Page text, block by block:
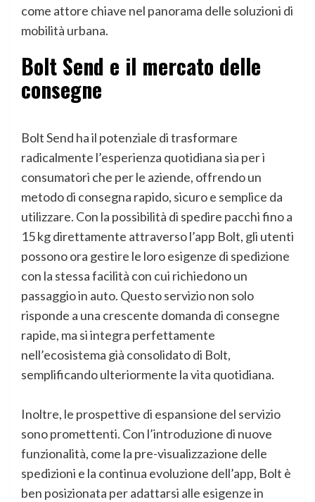
come attore chiave nel panorama delle soluzioni di
mobilità urbana.
Bolt Send e il mercato delle
consegne
Bolt Send ha il potenziale di trasformare
radicalmente l’esperienza quotidiana sia per i
consumatori che per le aziende, offrendo un
metodo di consegna rapido, sicuro e semplice da
utilizzare. Con la possibilità di spedire pacchi fino a
15 kg direttamente attraverso l’app Bolt, gli utenti
possono ora gestire le loro esigenze di spedizione
con la stessa facilità con cui richiedono un
passaggio in auto. Questo servizio non solo
risponde a una crescente domanda di consegne
rapide, ma si integra perfettamente
nell’ecosistema già consolidato di Bolt,
semplificando ulteriormente la vita quotidiana.
Inoltre, le prospettive di espansione del servizio
sono promettenti. Con l’introduzione di nuove
funzionalità, come la pre-visualizzazione delle
spedizioni e la continua evoluzione dell’app, Bolt è
ben posizionata per adattarsi alle esigenze in